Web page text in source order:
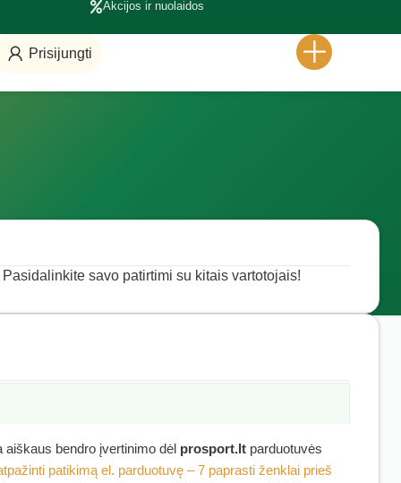
Akcijos ir nuolaidos
Prisijungti
savo patirtimi su kitais vartotojais!
aiškaus bendro įvertinimo dėl prosport.lt parduotuvės
patikimą el. parduotuvę – 7 paprasti ženklai prieš